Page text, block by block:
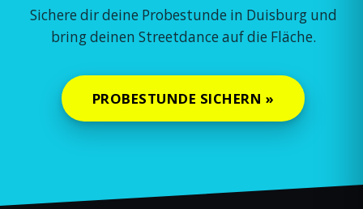
Sichere dir deine Probestunde in Duisburg und
bring deinen Streetdance auf die Fläche.
PROBESTUNDE SICHERN »